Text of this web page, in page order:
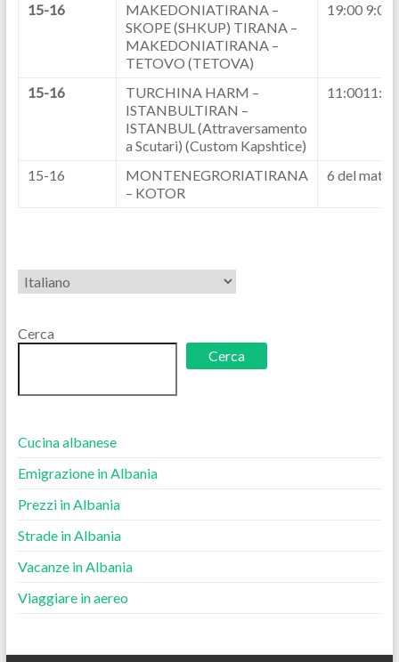
15-16
MAKEDONIATIRANA –
SKOPE (SHKUP) TIRANA –
MAKEDONIATIRANA –
TETOVO (TETOVA)
19:00 9:00
15-16
TURCHINA HARM –
ISTANBULTIRAN –
ISTANBUL (Attraversamento
a Scutari) (Custom Kapshtice)
15-16
MONTENEGRORIATIRANA
– KOTOR
6 del
Scegli
una
Cerca
Cerca
Cucina albanese
Emigrazione in Albania
Prezzi in Albania
Strade in Albania
Vacanze in Albania
Viaggiare in aereo